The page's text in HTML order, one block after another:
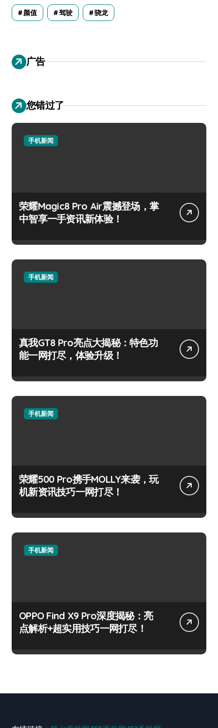
颜值 驾驶 骁龙
广告
您错过了
手机新闻
荣耀Magic8 Pro Air震撼登场，掌
中智享一手资讯新体验！
手机新闻
真我GT8 Pro亮点大揭秘：特色功
能一网打尽，体验升级！
手机新闻
荣耀500 Pro携手MOLLY来袭，玩
机新资讯技巧一网打尽！
手机新闻
OPPO Find X9 Pro深度揭秘：亮
点解析+超实用技巧一网打尽！